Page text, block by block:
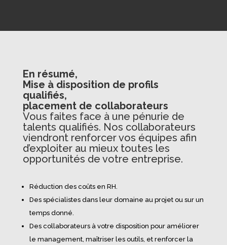
En résumé,
Mise à disposition de profils
qualifiés,
placement de collaborateurs
Vous faites face à une pénurie de
talents qualifiés. Nos collaborateurs
viendront renforcer vos équipes afin
d’exploiter au mieux toutes les
opportunités de votre entreprise.
Réduction des coûts en RH.
Des spécialistes dans leur domaine au projet ou sur un
temps donné.
Des collaborateurs à votre disposition pour améliorer
le management, maîtriser les outils, et renforcer la